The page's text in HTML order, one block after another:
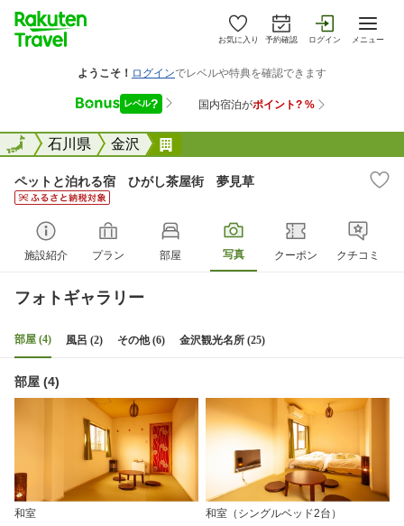
お気に入り 予約確認 ログイン メニュー
全国石川県 金沢
全国
ペットと泊れる宿 ひがし茶屋街 夢見草
施設紹介 プラン 部屋 写真 クーポン クチコミ
フォトギャラリー
部屋 (4) 風呂 (2) その他 (6) 金沢観光名所 (25)
部屋 (4)
和室 和室（シングルベッド2台）